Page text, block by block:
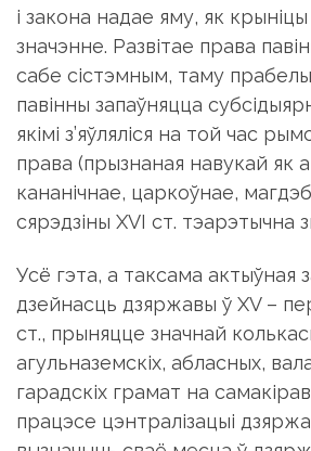
і закона надае яму, як
значэнне. Развітае права
сабе сістэмным, таму прабелы
павінны запаўняцца
якімі з’яўляліся на той час
права (прызнаная навукай як
кананічнае, царкоўнае,
сярэдзіны ХVІ ст. тэарэтычна
Усё гэта, а таксама актыўная
дзейнасць дзяржавы ў ХV –
ст., прыняцце значнай
агульназемскіх, абласных,
гарадскіх грамат на
працэсе цэнтралізацыі